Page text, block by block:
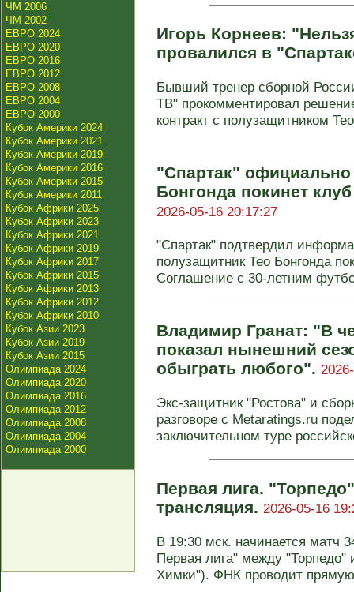
ЧМ 2006
ЧМ 2002
ЕВРО 2024
ЕВРО 2020
ЕВРО 2016
ЕВРО 2012
ЕВРО 2008
ЕВРО 2004
ЕВРО 2000
Кубок Америки 2024
Кубок Америки 2021
Кубок Америки 2019
Кубок Америки 2016
Кубок Америки 2015
Кубок Америки 2011
Кубок Африки 2025
Кубок Африки 2023
Кубок Африки 2021
Кубок Африки 2019
Кубок Африки 2017
Кубок Африки 2015
Кубок Африки 2013
Кубок Африки 2012
Кубок Африки 2010
Кубок Азии 2023
Кубок Азии 2019
Кубок Азии 2015
Олимпиада 2024
Олимпиада 2020
Олимпиада 2016
Олимпиада 2012
Олимпиада 2008
Олимпиада 2004
Олимпиада 2000
Игорь Корнеев:
провалился в
Бывший тренер сборной
ТВ" прокомментировал
контракт с полузащитником
"Спартак"
Бонгонда покинет
2026-05-16 20:17:27
"Спартак" подтвердил
полузащитник Тео Бонгонда
Соглашение с 30-летним
Владимир Гранат: "В
показал нынешний
обыграть любого".
Экс-защитник "Ростова" и
разговоре с Metaratings.ru
заключительном туре
Первая лига.
трансляция. 2026-05-16
В 19:30 мск. начинается матч
Первая лига" между
Химки"). ФНК проводит